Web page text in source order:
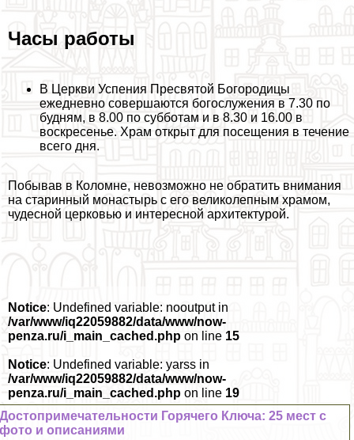
Часы работы
В Церкви Успения Пресвятой Богородицы
ежедневно совершаются богослужения в 7.30 по
будням, в 8.00 по субботам и в 8.30 и 16.00 в
воскресенье. Храм открыт для посещения в течение
всего дня.
Побывав в Коломне, невозможно не обратить внимания
на старинный монастырь с его великолепным храмом,
чудесной церковью и интересной архитектурой.
Notice: Undefined variable: nooutput in
/var/www/iq22059882/data/www/now-
penza.ru/i_main_cached.php on line 15
Notice: Undefined variable: yarss in
/var/www/iq22059882/data/www/now-
penza.ru/i_main_cached.php on line 19
Достопримечательности Горячего Ключа: 25 мест с
фото и описаниями